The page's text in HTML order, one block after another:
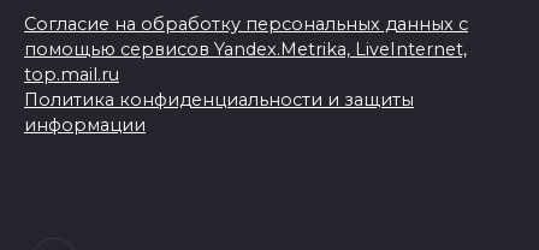
Согласие на обработку персональных данных с
помощью сервисов Yandex.Metrika, LiveInternet,
top.mail.ru
Политика конфиденциальности и защиты
информации